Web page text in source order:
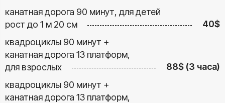
канатная дорога 90 минут, для детей
рост до 1 м 20 см
40$
квадроциклы 90 минут +
канатная дорога 13 платформ,
для взрослых
88$ (3 часа)
квадроциклы 90 минут +
канатная дорога 13 платформ,